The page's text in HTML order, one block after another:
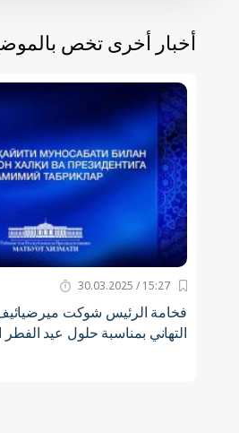
أخبار أخرى تخص
15:27 / 30.03.2025
فخامة الرئيس شوكت
التهاني بمناسبة حلول عيد الفطر